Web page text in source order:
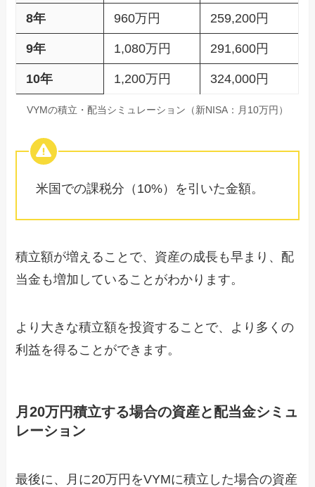
8年 960万円 259,200円
9年 1,080万円 291,600円
10年 1,200万円 324,000円
VYMの積立・配当シミュレーション（新NISA：月10万円）
米国での課税分（10%）を引いた金額。
積立額が増えることで、資産の成長も早まり、配
当金も増加していることがわかります。
より大きな積立額を投資することで、より多くの
利益を得ることができます。
月20万円積立する場合の資産と配当金シミュ
レーション
最後に、月に20万円をVYMに積立した場合の資産